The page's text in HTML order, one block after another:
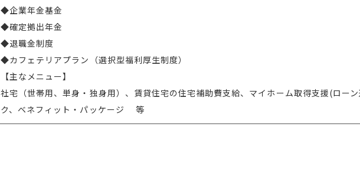
◆企業年金基金
◆確定拠出年金
◆退職金制度
◆カフェテリアプラン（選択型福利厚生制度）
【主なメニュー】
社宅（世帯用、単身・独身用）、賃貸住宅の住宅補助費支給、マイホーム取得支援(ロー
ク、ベネフィット・パッケージ 等